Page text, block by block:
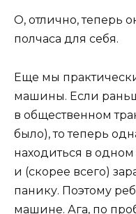
О, отлично, теперь
полчаса для себя.
Еще мы
машины. Если
в общественном
было), то теперь
находиться в
и (скорее всего)
панику. Поэтому
машине. Ага, по